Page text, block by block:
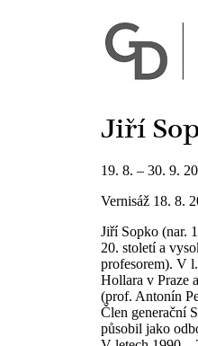
Jiří
19. 8. – 30. 9.
Vernisáž 18. 8.
Jiří Sopko (nar.
20. století a
profesorem). V
Hollara v Praze
(prof. Antonín
Člen generační
působil jako